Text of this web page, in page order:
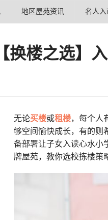
地区屋苑资讯 名人入
【换楼之选】
无论买楼或租楼，每个人
够空间愉快成长，有的则
备部署让子女入读心水小
牌屋苑，教你选校拣楼策